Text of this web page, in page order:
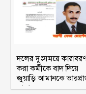
দলের দুঃসময়ে
করা কর্মীকে বাদ দিয়ে
জুয়াড়ি আমানকে
আহ্বায়ক